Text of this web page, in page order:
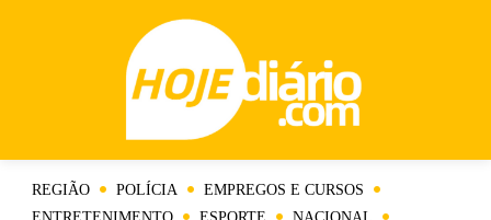
REGIÃO POLÍCIA
EMPREGOS E CURSOS